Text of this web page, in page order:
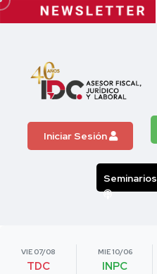
Iniciar Sesión
Seminarios
VIE 07/08
TDC
MIE 10/06
INPC